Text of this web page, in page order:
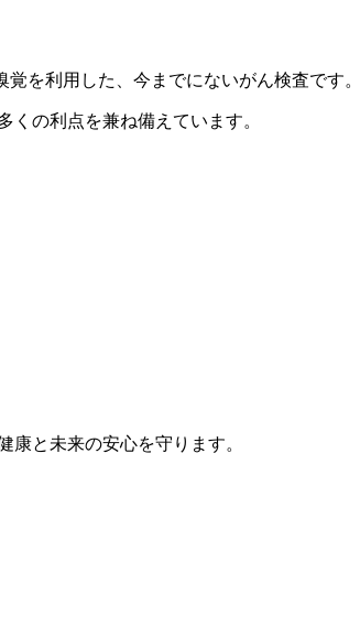
を利用した、今までにないがん検査です。
くの利点を兼ね備えています。
康と未来の安心を守ります。